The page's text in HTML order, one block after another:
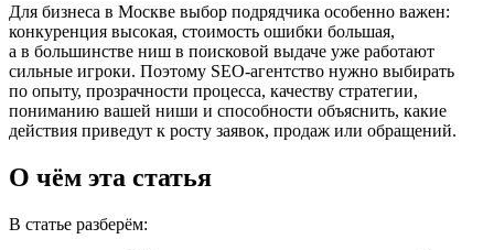
Для бизнеса в Москве выбор подрядчика особенно важен:
конкуренция высокая, стоимость ошибки большая,
а в большинстве ниш в поисковой выдаче уже работают
сильные игроки. Поэтому SEO-агентство нужно выбирать
по опыту, прозрачности процесса, качеству стратегии,
пониманию вашей ниши и способности объяснить, какие
действия приведут к росту заявок, продаж или обращений.
О чём эта статья
В статье разберём: